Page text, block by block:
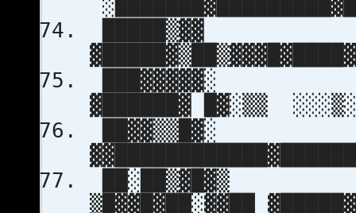
▓██████▓ █▓░▒▒
██▓▓▒▒█▓░
▒█▓▓█▓██░▓▓██